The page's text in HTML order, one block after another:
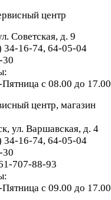
центр
Советская, д. 9
34-16-74, 64-05-04
30
с 08.00 до 17.00
центр, магазин
ул. Варшавская, д. 4
34-16-74, 64-05-04
30
707-88-93
с 09.00 до 17.00